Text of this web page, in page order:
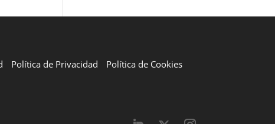
Política de Privacidad Política de Cookies